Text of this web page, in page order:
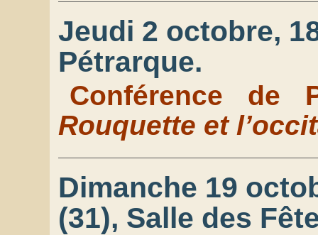
Jeudi 2 octobre,
Pétrarque.
Conférence
Rouquette et
Dimanche 19
(31), Salle des